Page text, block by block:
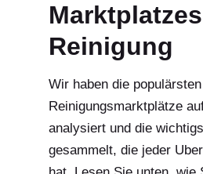
Reinigung
Wir haben die populärsten
Reinigungsmarktplätze
analysiert und die
gesammelt, die jeder